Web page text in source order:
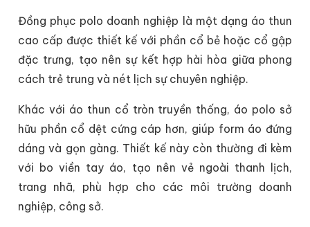
Đồng phục polo doanh nghiệp là một dạng áo thun
cao cấp được thiết kế với phần cổ bẻ hoặc cổ gập
đặc trưng, tạo nên sự kết hợp hài hòa giữa phong
cách trẻ trung và nét lịch sự chuyên nghiệp.
Khác với áo thun cổ tròn truyền thống, áo polo sở
hữu phần cổ dệt cứng cáp hơn, giúp form áo đứng
dáng và gọn gàng. Thiết kế này còn thường đi kèm
với bo viền tay áo, tạo nên vẻ ngoài thanh lịch,
trang nhã, phù hợp cho các môi trường doanh
nghiệp, công sở.